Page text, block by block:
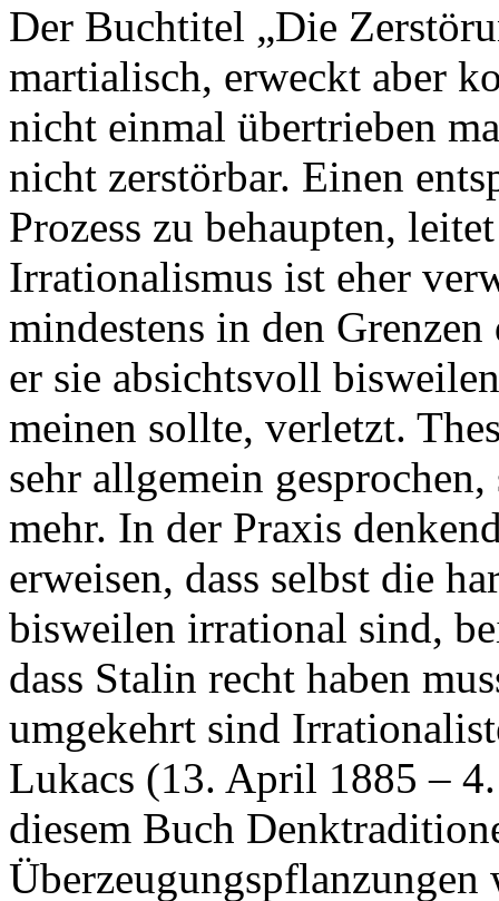
Der Buchtitel „Die
martialisch, erweckt aber
nicht einmal übertrieben
nicht zerstörbar. Einen
Prozess zu behaupten,
Irrationalismus ist eher
mindestens in den
er sie absichtsvoll
meinen sollte, verletzt.
sehr allgemein
mehr. In der Praxis
erweisen, dass selbst die
bisweilen irrational sind,
dass Stalin recht haben
umgekehrt sind
Lukacs (13. April 1885 –
diesem Buch